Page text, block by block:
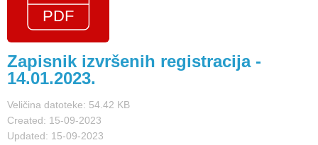
Zapisnik izvršenih registracija -
14.01.2023.
Veličina datoteke: 54.42 KB
Created: 15-09-2023
Updated: 15-09-2023